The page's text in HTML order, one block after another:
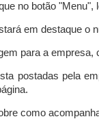
no botão
em destaque o
para a empresa,
postadas pela
como